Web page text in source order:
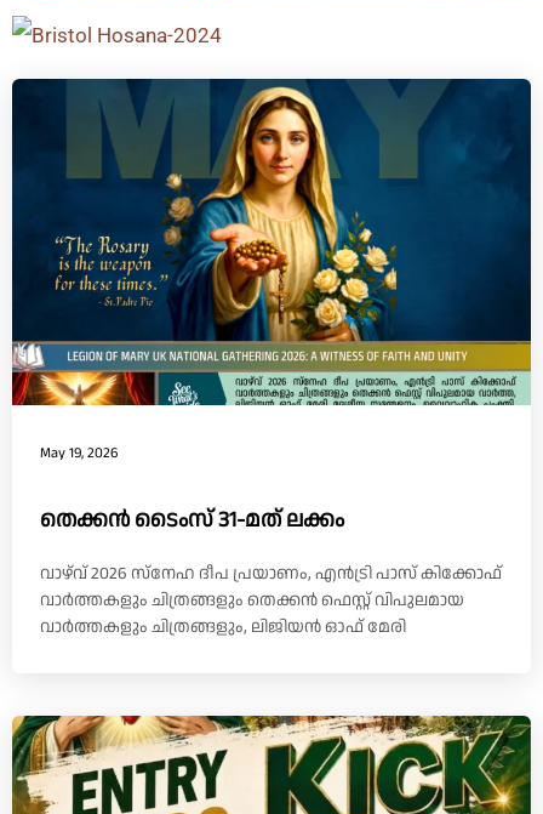
May 19, 2026
തെക്കൻ ടൈംസ് 31-മത് ലക്കം
വാഴ്‌വ് 2026 സ്നേഹ ദീപ പ്രയാണം, എൻട്രി പാസ് കിക്കോഫ്
വാർത്തകളും ചിത്രങ്ങളും തെക്കൻ ഫെസ്റ്റ് വിപുലമായ
വാർത്തകളും ചിത്രങ്ങളും, ലിജിയൻ ഓഫ് മേരി